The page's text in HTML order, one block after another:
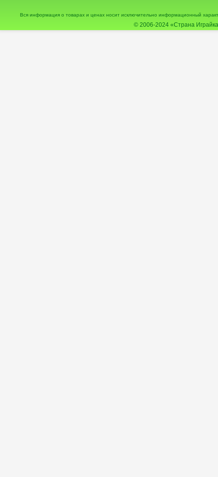
Вся информация о товарах и ценах носит исключительно информационный
© 2006-2024 «Страна